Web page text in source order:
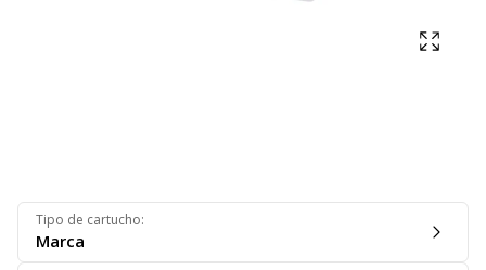
Tipo de cartucho:
Marca